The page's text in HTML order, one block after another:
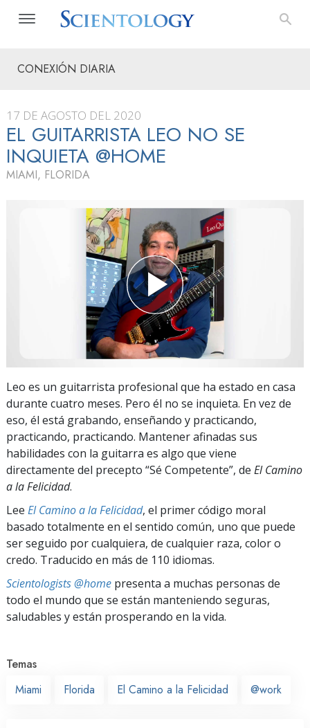
CONEXIÓN DIARIA
17 DE AGOSTO DEL 2020
EL GUITARRISTA LEO NO SE
INQUIETA @HOME
MIAMI, FLORIDA
Leo es un guitarrista profesional que ha estado en casa
durante cuatro meses. Pero él no se inquieta. En vez de
eso, él está grabando, enseñando y practicando,
practicando, practicando. Mantener afinadas sus
habilidades con la guitarra es algo que viene
directamente del precepto “Sé Competente”, de El Camino
a la Felicidad.
Lee El Camino a la Felicidad, el primer código moral
basado totalmente en el sentido común, uno que puede
ser seguido por cualquiera, de cualquier raza, color o
credo. Traducido en más de 110 idiomas.
Scientologists @home presenta a muchas personas de
todo el mundo que se están manteniendo seguras,
saludables y están prosperando en la vida.
Temas
Miami
Florida El Camino a la Felicidad @work